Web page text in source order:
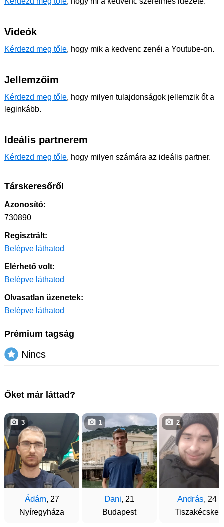
Videók
Kérdezd meg tőle, hogy mik a kedvenc zenéi a Youtube-on.
Jellemzőim
Kérdezd meg tőle, hogy milyen tulajdonságok jellemzik őt a
leginkább.
Ideális partnerem
Kérdezd meg tőle, hogy milyen számára az ideális partner.
Társkeresőről
Azonosító:
730890
Regisztrált:
Belépve láthatod
Elérhető volt:
Belépve láthatod
Olvasatlan üzenetek:
Belépve láthatod
Prémium tagság
Nincs
Őket már láttad?
Ádám, 27
Nyíregyháza
3
Dani, 21
Budapest
1
András, 24
Tiszakécske
2